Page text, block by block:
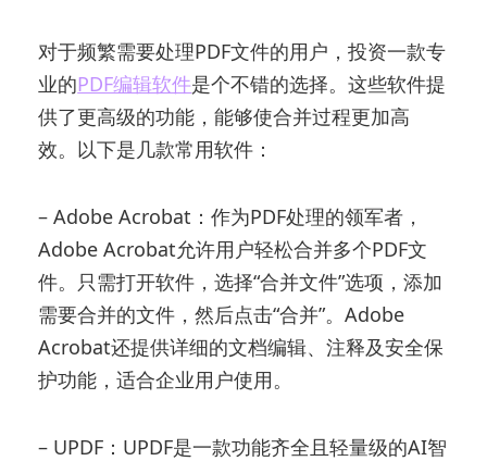
对于频繁需要处理PDF文件的用户，投资一款专
业的PDF编辑软件是个不错的选择。这些软件提
供了更高级的功能，能够使合并过程更加高
效。以下是几款常用软件：
– Adobe Acrobat：作为PDF处理的领军者，
Adobe Acrobat允许用户轻松合并多个PDF文
件。只需打开软件，选择“合并文件”选项，添加
需要合并的文件，然后点击“合并”。Adobe
Acrobat还提供详细的文档编辑、注释及安全保
护功能，适合企业用户使用。
– UPDF：UPDF是一款功能齐全且轻量级的AI智